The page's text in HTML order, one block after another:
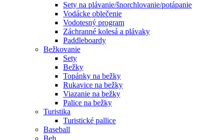
Sety na plávanie/šnorchlovanie/potápanie
Vodácke oblečenie
Vodotesný program
Záchranné kolesá a plávaky
Paddleboardy
Bežkovanie
Sety
Bežky
Topánky na bežky
Rukavice na bežky
Viazanie na bežky
Palice na bežky
Turistika
Turistické pallice
Baseball
Beh